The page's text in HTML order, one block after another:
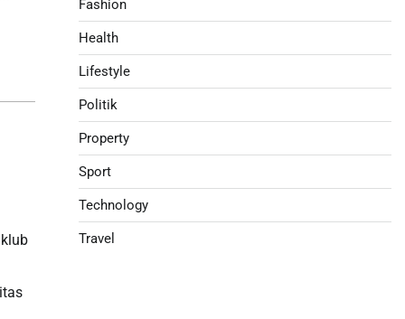
Fashion
Health
Lifestyle
Politik
Property
Sport
Technology
Travel